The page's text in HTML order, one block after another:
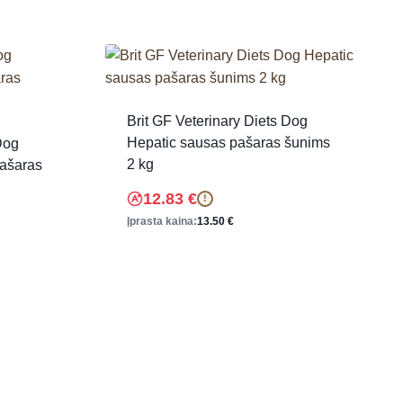
Brit GF Veterinary Diets Dog
Hepatic sausas pašaras šunims
2 kg
12.83 € !
Įprasta kaina:13.50 €